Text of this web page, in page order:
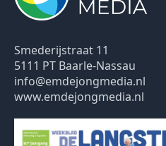
Smederijstraat 11
5111 PT Baarle-Nassau
info@emdejongmedia.nl
www.emdejongmedia.nl